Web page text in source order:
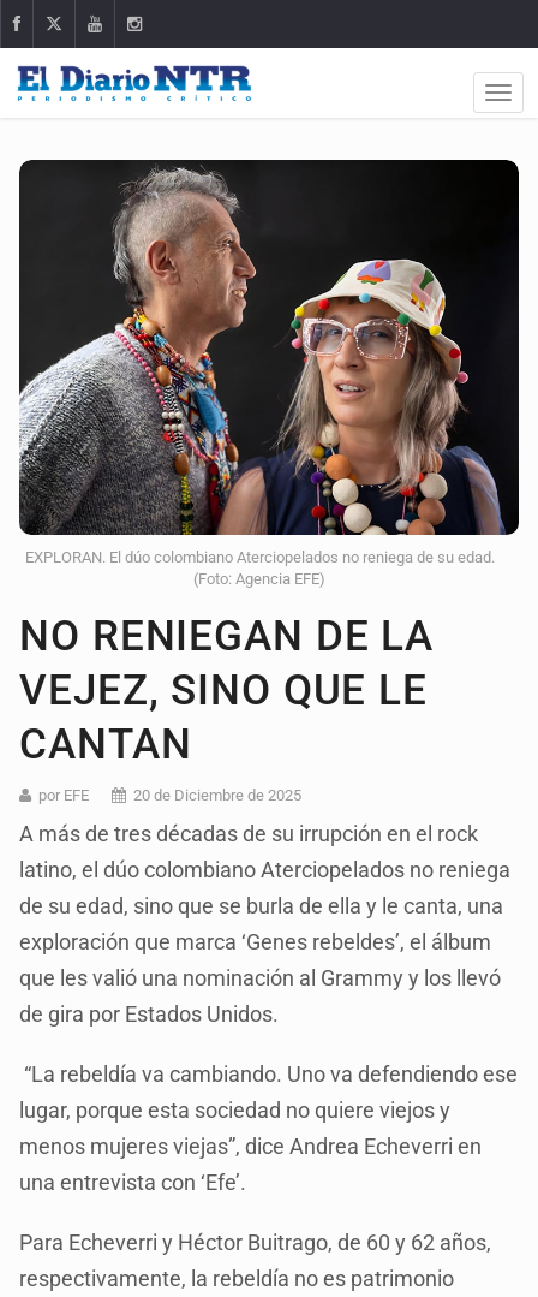
EXPLORAN. El dúo colombiano Aterciopelados no reniega de su edad.
(Foto: Agencia EFE)
NO RENIEGAN DE LA
VEJEZ, SINO QUE LE
CANTAN
por EFE 20 de Diciembre de 2025
A más de tres décadas de su irrupción en el rock
latino, el dúo colombiano Aterciopelados no reniega
de su edad, sino que se burla de ella y le canta, una
exploración que marca ‘Genes rebeldes’, el álbum
que les valió una nominación al Grammy y los llevó
de gira por Estados Unidos.
“La rebeldía va cambiando. Uno va defendiendo ese
lugar, porque esta sociedad no quiere viejos y
menos mujeres viejas”, dice Andrea Echeverri en
una entrevista con ‘Efe’.
Para Echeverri y Héctor Buitrago, de 60 y 62 años,
respectivamente, la rebeldía no es patrimonio